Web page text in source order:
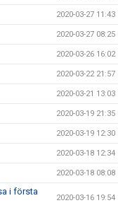
2020-03-27 11:43
2020-03-27 08:25
2020-03-26 16:02
2020-03-22 21:57
2020-03-21 13:03
2020-03-19 21:35
2020-03-19 12:30
2020-03-18 12:34
2020-03-18 08:08
i första
2020-03-16 19:54